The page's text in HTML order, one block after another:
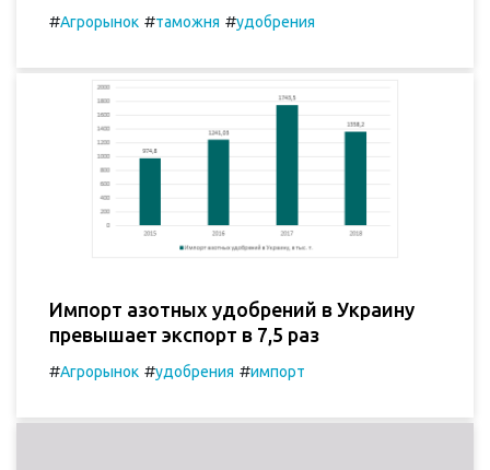
#Агрорынок #таможня #удобрения
Импорт азотных удобрений в Украину
превышает экспорт в 7,5 раз
#Агрорынок #удобрения #импорт